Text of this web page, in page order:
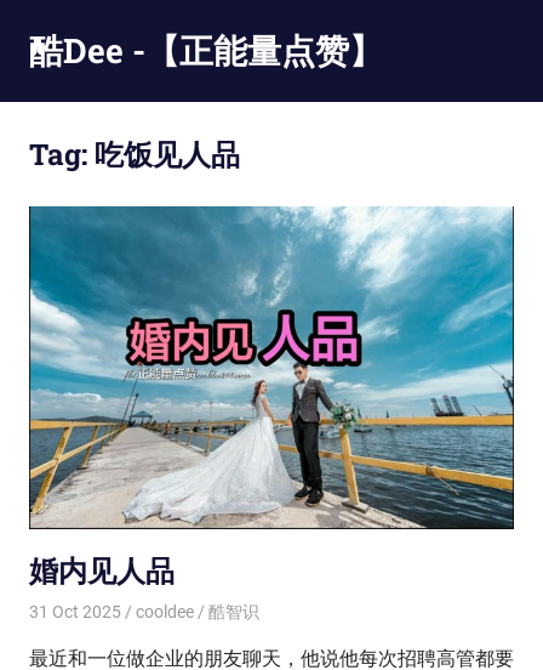
content
酷Dee -【正能量点赞】
最
酷
Tag: 吃饭见人品
婚内见人品
31 Oct 2025 cooldee 酷智识
最近和一位做企业的朋友聊天，他说他每次招聘高管都要